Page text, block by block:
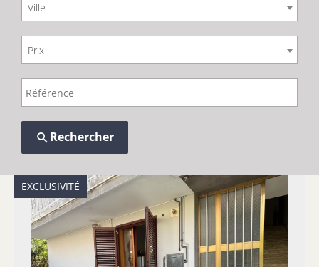
Ville
Prix
Rechercher
EXCLUSIVITÉ